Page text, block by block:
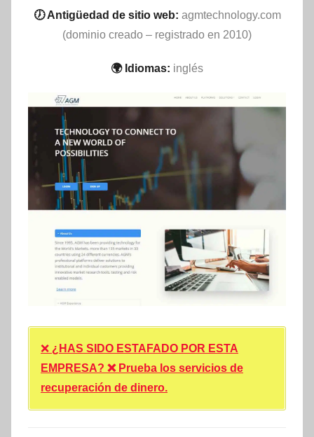
🕖 Antigüedad de sitio web: agmtechnology.com
(dominio creado – registrado en 2010)
🌍 Idiomas: inglés
❌ ¿HAS SIDO ESTAFADO POR ESTA
EMPRESA? ❌ Prueba los servicios de
recuperación de dinero.